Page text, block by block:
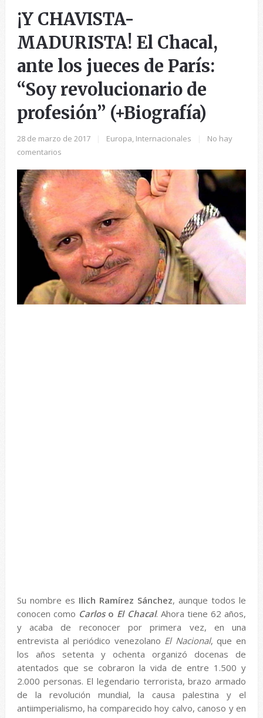
¡Y CHAVISTA-
MADURISTA! El Chacal,
ante los jueces de París:
“Soy revolucionario de
profesión” (+Biografía)
28 de marzo de 2017 Europa, Internacionales
No hay
comentarios
Su nombre es Ilich Ramírez Sánchez, aunque todos le
conocen como Carloso El Chacal. Ahora tiene 62 años,
y acaba de reconocer por primera vez, en una
entrevista al periódico venezolano El Nacional, que en
los años setenta y ochenta organizó docenas de
atentados que se cobraron la vida de entre 1.500 y
2.000 personas. El legendario terrorista, brazo armado
de la revolución mundial, la causa palestina y el
antiimperialismo, ha comparecido hoy calvo, canoso y en